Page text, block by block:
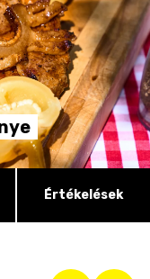
Értékelések